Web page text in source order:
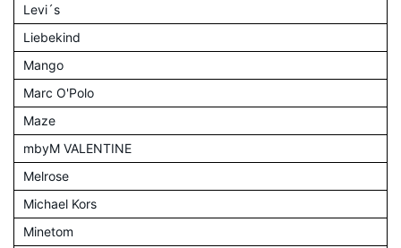
Levi´s
Liebekind
Mango
Marc O'Polo
Maze
mbyM VALENTINE
Melrose
Michael Kors
Minetom